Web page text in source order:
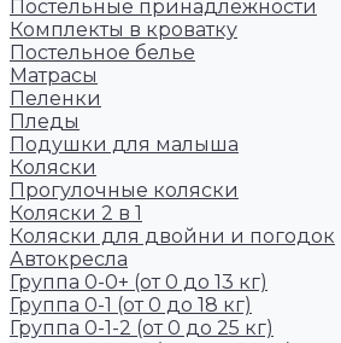
Постельные принадлежности
Комплекты в кроватку
Постельное белье
Матрасы
Пеленки
Пледы
Подушки для малыша
Коляски
Прогулочные коляски
Коляски 2 в 1
Коляски для двойни и погодок
Автокресла
Группа 0-0+ (от 0 до 13 кг)
Группа 0-1 (от 0 до 18 кг)
Группа 0-1-2 (от 0 до 25 кг)